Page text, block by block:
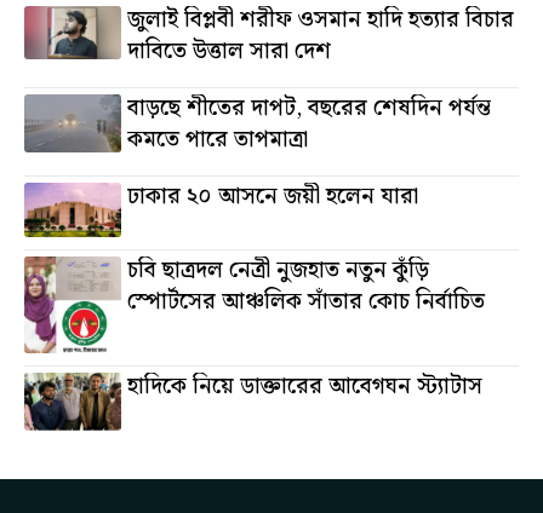
জুলাই বিপ্লবী শরীফ ওসমান হাদি হত্যার বিচার
দাবিতে উত্তাল সারা দেশ
বাড়ছে শীতের দাপট, বছরের শেষদিন পর্যন্ত
কমতে পারে তাপমাত্রা
ঢাকার ২০ আসনে জয়ী হলেন যারা
চবি ছাত্রদল নেত্রী নুজহাত নতুন কুঁড়ি
স্পোর্টসের আঞ্চলিক সাঁতার কোচ নির্বাচিত
হাদিকে নিয়ে ডাক্তারের আবেগঘন স্ট্যাটাস